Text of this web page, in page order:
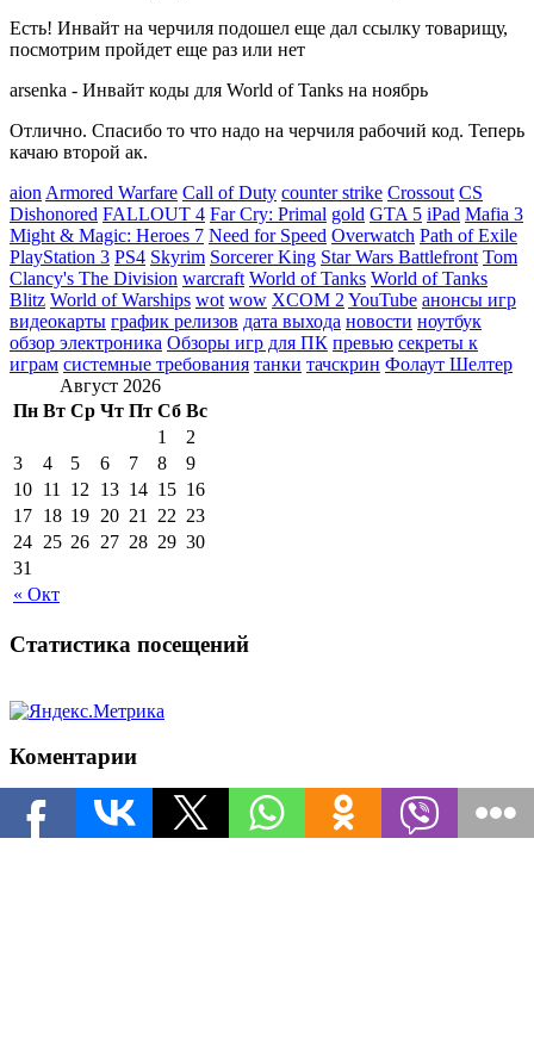
Есть! Инвайт на черчиля подошел еще дал ссылку товарищу,
посмотрим пройдет еще раз или нет
arsenka - Инвайт коды для World of Tanks на ноябрь
Отлично. Спасибо то что надо на черчиля рабочий код. Теперь
качаю второй ак.
aion Armored Warfare Call of Duty counter strike Crossout CS
Dishonored FALLOUT 4 Far Cry: Primal gold GTA 5 iPad Mafia 3
Might & Magic: Heroes 7 Need for Speed Overwatch Path of Exile
PlayStation 3 PS4 Skyrim Sorcerer King Star Wars Battlefront Tom
Clancy's The Division warcraft World of Tanks World of Tanks
Blitz World of Warships wot wow XCOM 2 YouTube анонсы игр
видеокарты график релизов дата выхода новости ноутбук
обзор электроника Обзоры игр для ПК превью секреты к
играм системные требования танки тачскрин Фолаут Шелтер
Август 2026
Пн Вт Ср Чт Пт Сб Вс
« Окт
1
2
3
4 5 6 7 8
9
10 11 12 13 14 15 16
17 18 19 20 21 22 23
24 25 26 27 28 29 30
31
Статистика посещений
Коментарии
leXAк записиИнвайт коды для World of Tanks на ноябрь
arsenkaк записиИнвайт коды для World of Tanks на